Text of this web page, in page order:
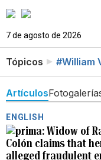
7 de agosto de 2026
Tópicos #William
Artículos
ENGLISH
Widow of
Colón claims that
alleged fraudulent